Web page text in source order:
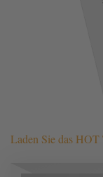
Laden Sie das